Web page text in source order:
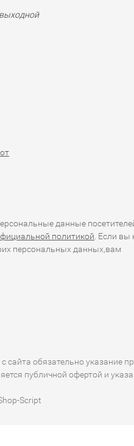
данные
политикой . Если вы
персональных данных,вам
сайта обязательно указание
публичной офертой и
Script